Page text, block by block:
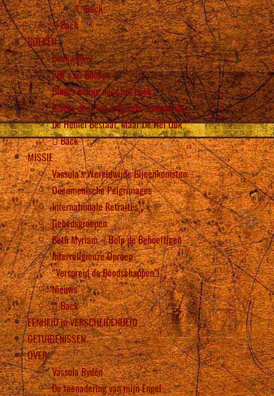
Back
Back
BOEKEN
Boekwinkel
PDF’s en Boeken
Blader online door het boek
Blader door het originele manuscript
De Hemel Bestaat, Maar De Hel Ook
Back
MISSIE
Vassula’s Wereldwijde Bijeenkomsten
Oecumenische Pelgrimages
Internationale Retraites
Gebedsgroepen
Beth Myriam – Help de Behoeftigen
Interreligieuze Oproep
“Verspreid de Boodschappen”!
Nieuws
Back
EENHEID in VERSCHEIDENHEID
GETUIGENISSEN
OVER
Vassula Rydén
De toenadering van mijn Engel